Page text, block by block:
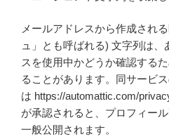
メールアドレスから作成され
ュ」とも呼ばれる) 文字列は
スを使用中かどうか確認する
ることがあります。同サービ
は https://automattic.com/
が承認されると、プロフィー
一般公開されます。